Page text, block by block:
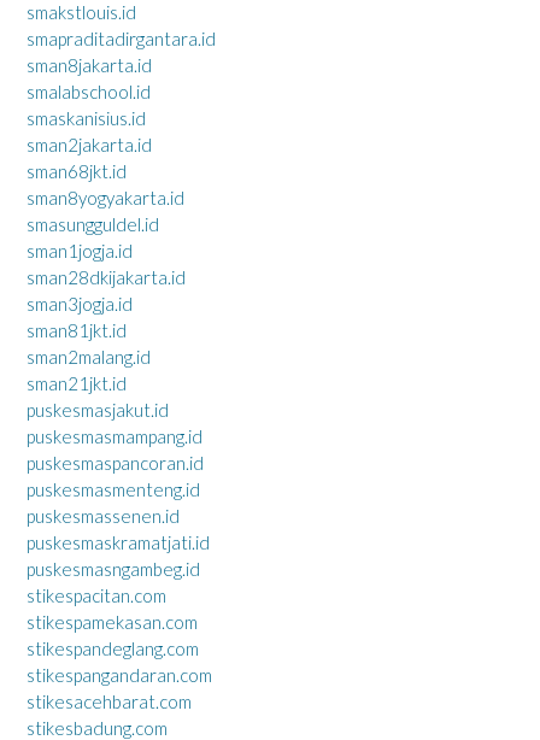
smakstlouis.id
smapraditadirgantara.id
sman8jakarta.id
smalabschool.id
smaskanisius.id
sman2jakarta.id
sman68jkt.id
sman8yogyakarta.id
smasungguldel.id
sman1jogja.id
sman28dkijakarta.id
sman3jogja.id
sman81jkt.id
sman2malang.id
sman21jkt.id
puskesmasjakut.id
puskesmasmampang.id
puskesmaspancoran.id
puskesmasmenteng.id
puskesmassenen.id
puskesmaskramatjati.id
puskesmasngambeg.id
stikespacitan.com
stikespamekasan.com
stikespandeglang.com
stikespangandaran.com
stikesacehbarat.com
stikesbadung.com